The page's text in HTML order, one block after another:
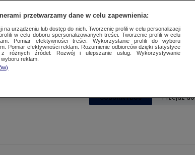
SUBSKRYBUJ Przejdź do
przetwarzamy dane w celu zapewnienia:
na urządzeniu lub dostęp do nich. Tworzenie profili w celu personalizacji
w celu doboru spersonalizowanych treści. Tworzenie profili w celu
Pomiar efektywności treści. Wykorzystanie profili do wyboru
Pomiar efektywności reklam. Rozumienie odbiorców dzięki statystyce
różnych źródeł. Rozwój i ulepszanie usług. Wykorzystywanie
reklam.